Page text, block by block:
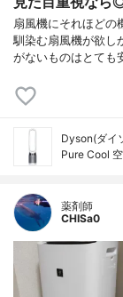
扇風機にそれほどの
馴染む扇風機が欲し
がないものはとても
Dyson(ダイ
Pure Cool
薬剤師
CHISa0